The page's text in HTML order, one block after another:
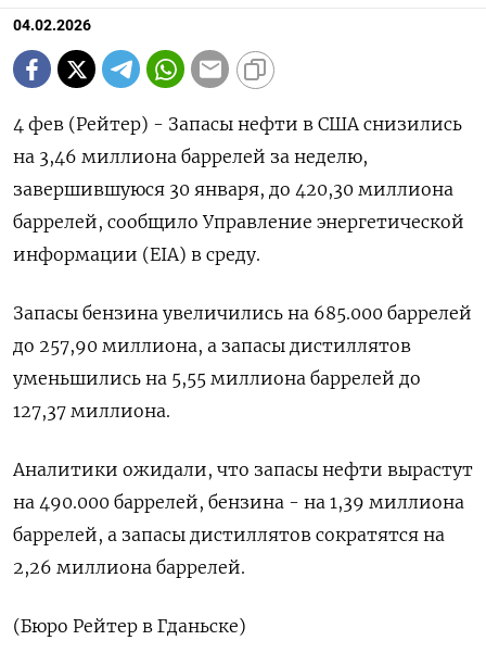
04.02.2026
4 фев (Рейтер) - Запасы нефти в США ⁠снизились
на 3,46 миллиона баррелей за неделю,
завершившуюся ⁠30 ​января, до ⁠420,30 миллиона
баррелей, сообщило ⁠Управление энергетической
информации (EIA) ‌в среду.
Запасы ‍бензина увеличились на ‌685.000 баррелей
​до 257,90 миллиона, а запасы дистиллятов
уменьшились ⁠на 5,‍55 миллиона баррелей до
‌127,37 миллиона.
Аналитики ожидали, что запасы нефти вырастут
на 490.000 баррелей, бензина - на ‍1,‍39 миллиона
баррелей, а ‍запасы дистиллятов сократятся на
2,26 миллиона ⁠баррелей.
(Бюро Рейтер в Гданьске)